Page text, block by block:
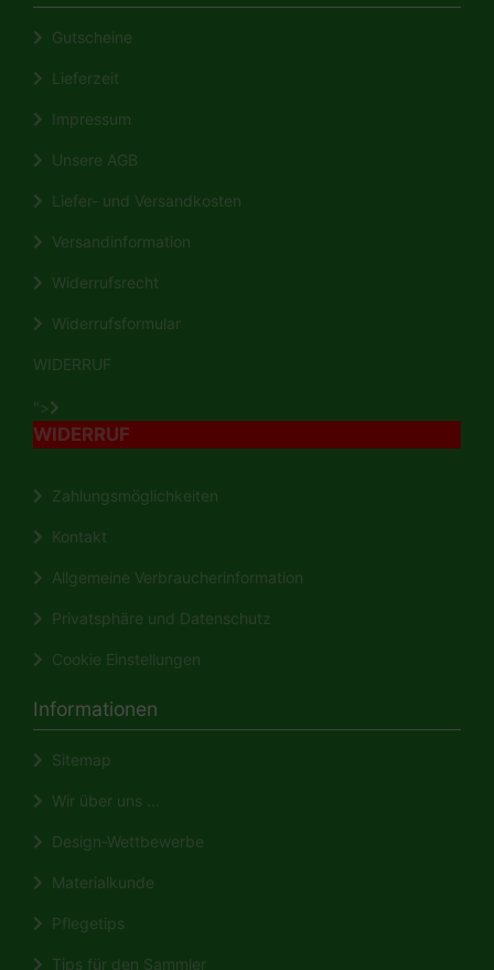
Gutscheine
Lieferzeit
Impressum
Unsere AGB
Liefer- und Versandkosten
Versandinformation
Widerrufsrecht
Widerrufsformular
WIDERRUF
">
WIDERRUF
Zahlungsmöglichkeiten
Kontakt
Allgemeine Verbraucherinformation
Privatsphäre und Datenschutz
Cookie Einstellungen
Informationen
Sitemap
Wir über uns ...
Design-Wettbewerbe
Materialkunde
Pflegetips
Tips für den Sammler